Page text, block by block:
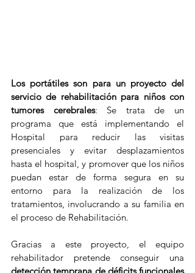
Los portátiles son para un proyecto del
servicio de rehabilitación para niños con
tumores cerebrales: Se trata de un
programa que está implementando el
Hospital para reducir las visitas
presenciales y evitar desplazamientos
hasta el hospital, y promover que los niños
puedan estar de forma segura en su
entorno para la realización de los
tratamientos, involucrando a su familia en
el proceso de Rehabilitación.
Gracias a este proyecto, el equipo